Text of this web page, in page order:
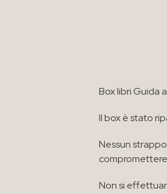
Box libri Guida
Il box è stato
Nessun
Non si